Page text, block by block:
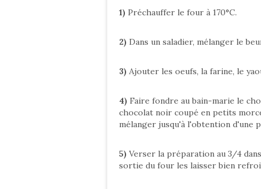
1) Préchauffer le four à 170°C.
2) Dans un saladier, mélanger le
3) Ajouter les oeufs, la farine, le
4) Faire fondre au bain-marie le
chocolat noir coupé en petits
mélanger jusqu'à l'obtention d'une
5) Verser la préparation au 3/4
sortie du four les laisser bien